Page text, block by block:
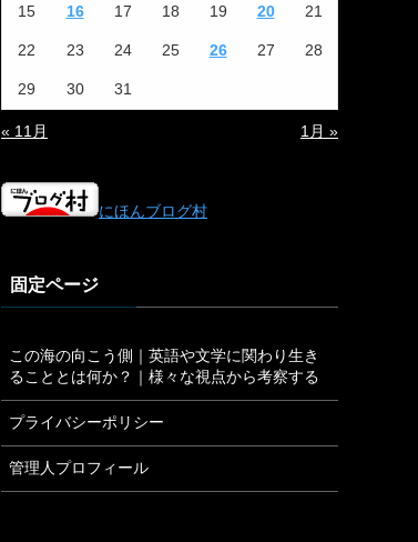
15 16 17 18 19 20 21
22 23 24 25 26 27 28
29 30 31
« 11月 1月 »
にほんブログ村
固定ページ
この海の向こう側｜英語や文学に関わり生き
ることとは何か？｜様々な視点から考察する
プライバシーポリシー
管理人プロフィール